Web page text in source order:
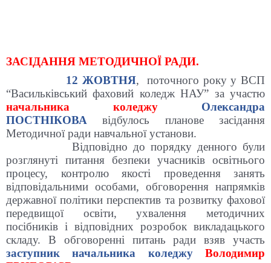
ЗАСІДАННЯ МЕТОДИЧНОЇ РАДИ.
12 ЖОВТНЯ, поточного року у ВСП
“Васильківський фаховий коледж НАУ” за участю
начальника коледжу
Олександра
ПОСТНІКОВА відбулось планове засідання
Методичної ради навчальної установи.
Відповідно до порядку денного були
розглянуті питання безпеки учасників освітнього
процесу, контролю якості проведення занять
відповідальними особами, обговорення напрямків
державної політики перспектив та розвитку фахової
передвищої освіти, ухвалення методичних
посібників і відповідних розробок викладацького
складу. В обговоренні питань ради взяв участь
заступник начальника коледжу
Володимир